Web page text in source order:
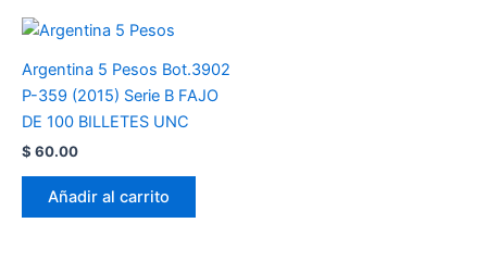
Argentina 5 Pesos Bot.3902
P-359 (2015) Serie B FAJO
DE 100 BILLETES UNC
$ 60.00
Añadir al carrito